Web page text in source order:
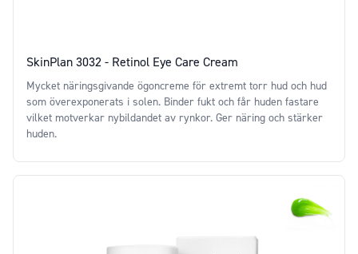
SkinPlan 3032 - Retinol Eye Care Cream
Mycket näringsgivande ögoncreme för extremt torr hud och hud
som överexponerats i solen. Binder fukt och får huden fastare
vilket motverkar nybildandet av rynkor. Ger näring och stärker
huden.